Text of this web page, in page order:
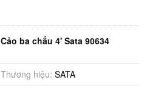
Cảo ba chấu 4' Sata 90634
Thương hiệu: SATA